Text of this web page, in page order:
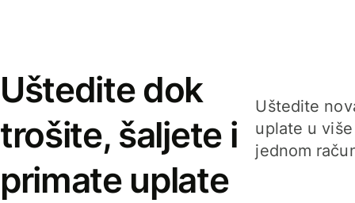
Uštedite dok
trošite, šaljete i
primate uplate
Uštedite
uplate u
jednom